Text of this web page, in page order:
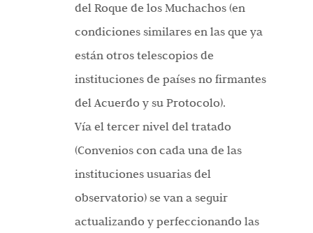
del Roque de los Muchachos (en
condiciones similares en las que ya
están otros telescopios de
instituciones de países no firmantes
del Acuerdo y su Protocolo).
Vía el tercer nivel del tratado
(Convenios con cada una de las
instituciones usuarias del
observatorio) se van a seguir
actualizando y perfeccionando las